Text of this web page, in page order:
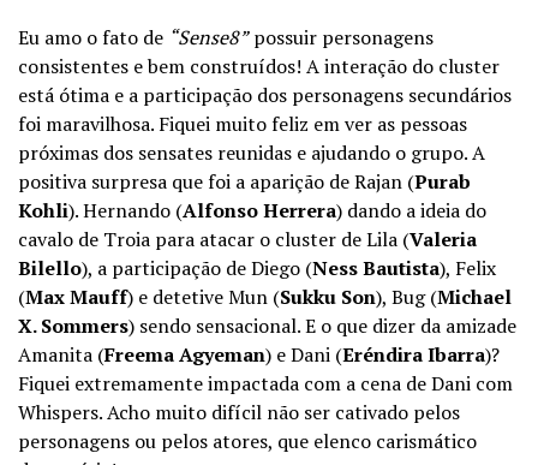
Eu amo o fato de “Sense8”possuir personagens
consistentes e bem construídos! A interação do cluster
está ótima e a participação dos personagens secundários
foi maravilhosa. Fiquei muito feliz em ver as pessoas
próximas dos sensates reunidas e ajudando o grupo. A
positiva surpresa que foi a aparição de Rajan (Purab
Kohli). Hernando (Alfonso Herrera) dando a ideia do
cavalo de Troia para atacar o cluster de Lila (Valeria
Bilello), a participação de Diego (Ness Bautista), Felix
(Max Mauff) e detetive Mun (Sukku Son), Bug (Michael
X. Sommers) sendo sensacional. E o que dizer da amizade
Amanita (Freema Agyeman) e Dani (Eréndira Ibarra)?
Fiquei extremamente impactada com a cena de Dani com
Whispers. Acho muito difícil não ser cativado pelos
personagens ou pelos atores, que elenco carismático